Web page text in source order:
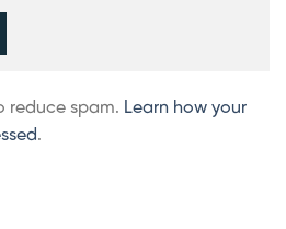
reduce spam. Learn how your
.